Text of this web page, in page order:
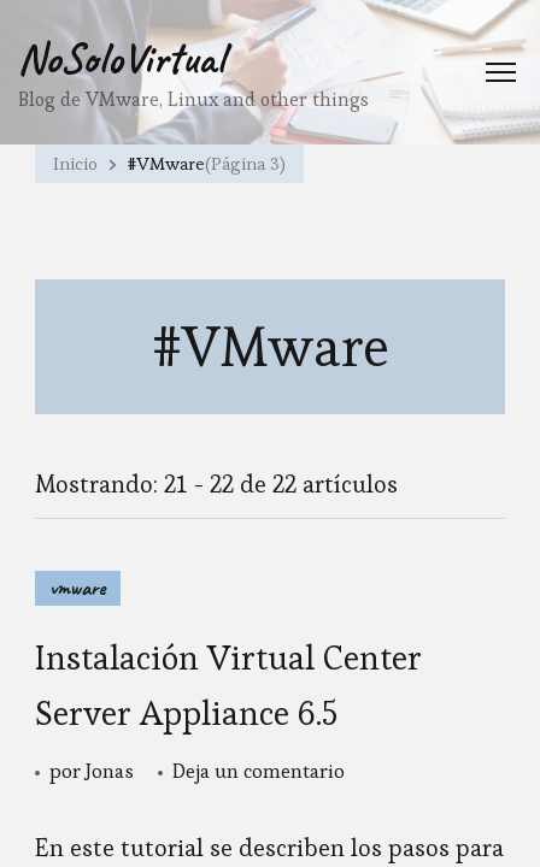
NoSoloVirtual
Blog de VMware, Linux and other things
Inicio #VMware(Página 3)
#VMware
Mostrando: 21 - 22 de 22 artículos
vmware
Instalación Virtual Center
Server Appliance 6.5
porJonas Deja un comentario
Virtual
En este tutorial se describen los pasos para